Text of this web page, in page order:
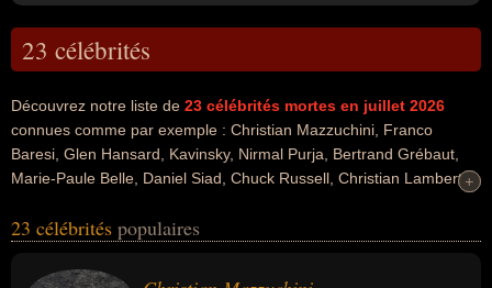
23 célébrités
Découvrez notre liste de 23 célébrités mortes en juillet 2026
connues comme par exemple : Christian Mazzuchini, Franco
Baresi, Glen Hansard, Kavinsky, Nirmal Purja, Bertrand Grébaut,
Marie-Paule Belle, Daniel Siad, Chuck Russell, Christian Lambert...
domaines de l'art, du cinéma, de la télévision, du théâtre, du
jeux, du jeux vidéo, de la musique électronique, de l'alpinisme, du
+
+
23 célébrités populaires